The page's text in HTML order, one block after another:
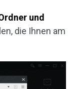
und
die Ihnen am